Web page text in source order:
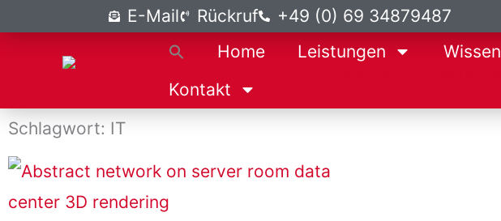
springen
E-Mail Rückruf
+49 (0) 69 34879487
Home
Leistungen Wissen
Kontakt
Schlagwort: IT